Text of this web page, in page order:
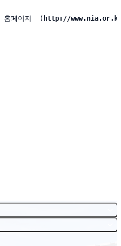
홈페이지  ( http://
(새 창 열림)